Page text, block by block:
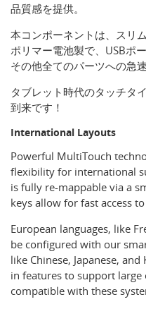
品質感を提供。
本コンポーネントは、スリ
ポリマー電池製で、USBポ
その他全てのパーツへの急
タブレット時代のタッチタ
到来です！
International Layouts
Powerful MultiTouch
flexibility for international
is fully re-mappable via a
keys allow for fast access
European languages, like
be configured with our
like Chinese, Japanese,
in features to support large
compatible with these